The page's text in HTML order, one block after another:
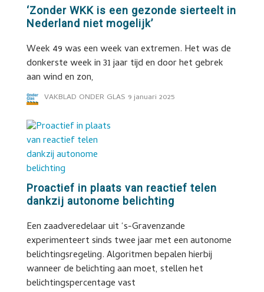
‘Zonder WKK is een gezonde sierteelt in
Nederland niet mogelijk’
Week 49 was een week van extremen. Het was de
donkerste week in 31 jaar tijd en door het gebrek
aan wind en zon,
VAKBLAD ONDER GLAS 9 januari 2025
Proactief in plaats van reactief telen
dankzij autonome belichting
Een zaadveredelaar uit ‘s-Gravenzande
experimenteert sinds twee jaar met een autonome
belichtingsregeling. Algoritmen bepalen hierbij
wanneer de belichting aan moet, stellen het
belichtingspercentage vast